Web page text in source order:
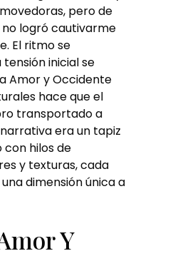
pero de
logró cautivarme
El ritmo se
inicial se
Amor y Occidente
hace que el
transportado a
era un tapiz
con hilos de
y texturas, cada
dimensión única a
Y